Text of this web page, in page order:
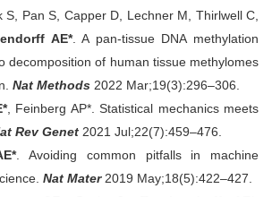
S, Pan S, Capper D, Lechner M, Thirlwell C,
AE*. A pan-tissue DNA methylation
decomposition of human tissue methylomes
Nat Methods 2022 Mar;19(3):296–306.
, Feinberg AP*. Statistical mechanics meets
Rev Genet 2021 Jul;22(7):459–476.
. Avoiding common pitfalls in machine
Nat Mater2019 May;18(5):422–427.